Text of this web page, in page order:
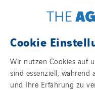
Cookie
Wir nutzen Cookies auf
sind essenziell, während
und Ihre Erfahrung zu